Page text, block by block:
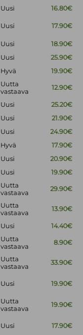
Uusi
16.80€
Uusi 17.90€
Uusi
18.90€
Uusi
25.90€
Hyvä 19.90€
Uutta
vastaava
12.90€
Uusi
25.20€
Uusi
21.90€
Uusi
24.90€
Hyvä
17.90€
Uusi
20.90€
Uusi 19.90€
Uutta
vastaava
29.90€
Uutta
vastaava
13.90€
Uusi 14.40€
Uutta
vastaava
8.90€
Uutta
vastaava
33.90€
Uusi 19.90€
Uutta
vastaava
19.90€
Uusi 17.90€